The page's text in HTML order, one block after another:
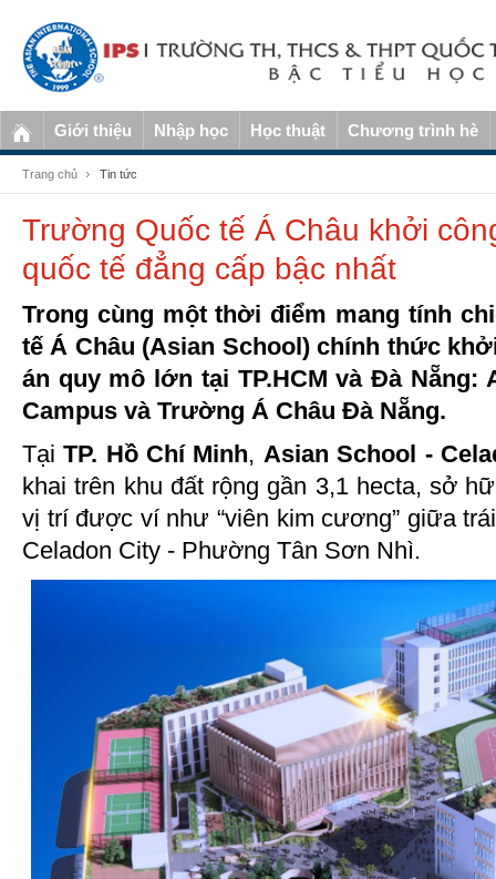
Giới thiệu Nhập học Học thuật Chương trình hè
Trang chủ Tin tức
Trường Quốc tế Á Châu khởi
quốc tế đẳng cấp bậc nhất
Trong cùng một thời điểm mang tính
tế Á Châu (Asian School) chính thức
án quy mô lớn tại TP.HCM và Đà Nẵng:
Campus và Trường Á Châu Đà Nẵng.
TạiTP. Hồ Chí Minh, Asian School -
khai trên khu đất rộng gần 3,1 hecta, sở
vị trí được ví như “viên kim cương” giữa
Celadon City - Phường Tân Sơn Nhì.